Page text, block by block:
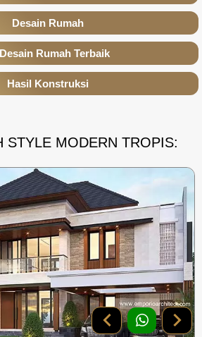
Desain Rumah
Rumah Terbaik
Hasil Konstruksi
STYLE MODERN TROPIS: